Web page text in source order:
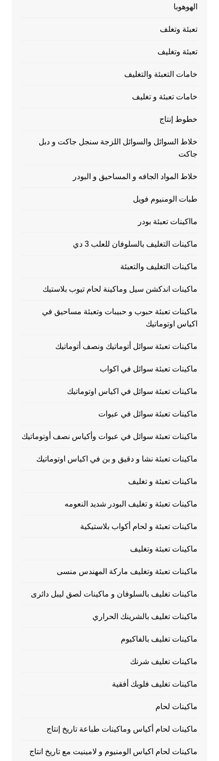
الهوهوبا
تعبئة وتغلف
تعبئة وتغليف
خامات التعبئة والتغليف
خامات تعبئة و تغليف
خطوط إنتاج
خلاط السوائل والسوائل اللزجة سنجل جاكت و دبل
جاكت
خلاط المواد الجافه و المساحيق و البودر
طبات الومنيوم فويل
مااكينات تعبئة بودر
ماكينات التغليف بالسلوفان للعلب 3 دي
ماكينات التغليف والتعبئة
ماكينات اندكشن سيل وماكينة لحام تيوب بلاستيك
ماكينات تعبئة حبوب و حبيبات وتعبئة مساحيق في
اكياس اوتوماتيك
ماكينات تعبئة سوائل أتوماتيك ونصف أتوماتيك
ماكينات تعبئة سوائل في اكواب
ماكينات تعبئة سوائل في اكياس اوتوماتيك
ماكينات تعبئة سوائل في عبوات
ماكينات تعبئة سوائل في عبوات وأكياس نصف أوتوماتيك
ماكينات تعبئة نشا و دقيق و بن في اكياس اوتوماتيك
ماكينات تعبئة و تغليف
ماكينات تعبئة و تغليف البودر شديد النعومه
ماكينات تعبئة و لحام أكواب بلاستيكية
ماكينات تعبئة وتغليف
ماكينات تعبئة وتغليف ماركة المهندس منسى
ماكينات تغليف بالسلوفان و ماكينات لصق ليبل دائرى
ماكينات تغليف بالشرينك الحراري
ماكينات تغليف بالفاكيوم
ماكينات تغليف شرنك
ماكينات تغليف فلوبك أفقية
ماكينات لحام
ماكينات لحام أكياس وماكينات طباعة تاريخ إنتاج
ماكينات لحام اكياس الومنيوم و لامينيت مع تاريخ انتاج